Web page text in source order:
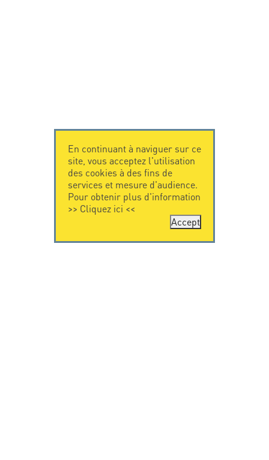
En continuant à naviguer sur ce
site, vous acceptez l'utilisation
des cookies à des fins de
services et mesure d'audience.
Pour obtenir plus d'information
>> Cliquez ici <<
Accept